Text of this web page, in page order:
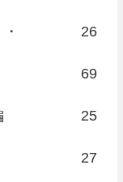
26
69
25
27